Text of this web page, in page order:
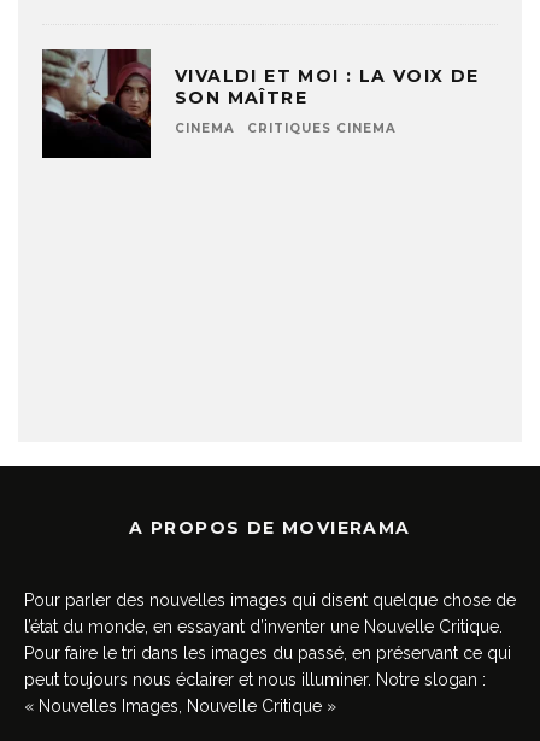
VIVALDI ET MOI : LA VOIX DE
SON MAÎTRE
CINEMA CRITIQUES CINEMA
A PROPOS DE MOVIERAMA
Pour parler des nouvelles images qui disent quelque chose de
l’état du monde, en essayant d’inventer une Nouvelle Critique.
Pour faire le tri dans les images du passé, en préservant ce qui
peut toujours nous éclairer et nous illuminer. Notre slogan :
« Nouvelles Images, Nouvelle Critique »